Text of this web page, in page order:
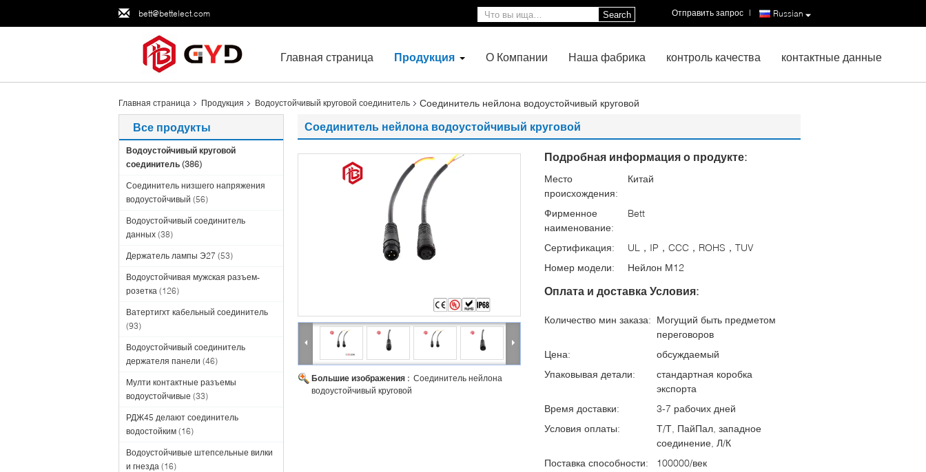
bett@bettelect.com Russian
Отправить запрос |
Search
Главная страница Продукция О Компании Наша фабрика контроль качества контактные данные
Главная страница Продукция Водоустойчивый круговой соединитель Соединитель нейлона водоустойчивый круговой
Все продукты
Водоустойчивый круговой
соединитель (386)
Соединитель низшего напряжения
водоустойчивый (56)
Водоустойчивый соединитель
данных (38)
Держатель лампы Э27 (53)
Водоустойчивая мужская разъем-
розетка (126)
Ватертигхт кабельный соединитель
(93)
Водоустойчивый соединитель
держателя панели (46)
Мулти контактные разъемы
водоустойчивые (33)
РДЖ45 делают соединитель
водостойким (16)
Водоустойчивые штепсельные вилки
и гнезда (16)
Соединитель нейлона водоустойчивый круговой
Большие изображения : Соединитель нейлона
водоустойчивый круговой
Подробная информация о продукте:
Место
происхождения:
Китай
Фирменное
наименование:
Bett
Сертификация:
UL，IP，CCC，ROHS，TUV
Номер модели:
Нейлон М12
Оплата и доставка Условия:
Количество мин заказа: Могущий быть предметом
переговоров
Цена:
обсуждаемый
Упаковывая детали:
стандартная коробка
экспорта
Время доставки:
3-7 рабочих дней
Условия оплаты:
Т/Т, ПайПал, западное
соединение, Л/К
Поставка способности:
100000/век